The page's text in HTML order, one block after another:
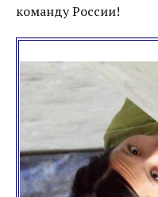
команду России!